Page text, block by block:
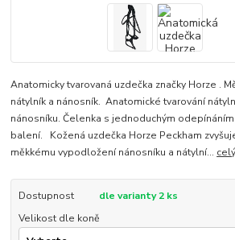
Anatomicky tvarovaná uzdečka značky Horze .
nátylník a nánosník. Anatomické tvarování
nánosníku. Čelenka s jednoduchým
balení. Kožená uzdečka Horze Peckham
měkkému vypodložení nánosníku a nátylní...
Dostupnost
dle varianty 2 ks
Velikost dle koně